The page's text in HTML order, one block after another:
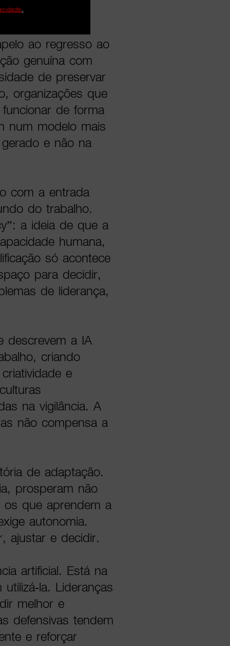
ao regresso ao
genuína com
de preservar
organizações que
de forma
num modelo mais
e não na
com a entrada
do trabalho.
a ideia de que a
humana,
só acontece
para decidir,
de liderança,
descrevem a IA
criando
e
na vigilância. A
não compensa a
de adaptação.
prosperam não
que aprendem a
autonomia.
ajustar e decidir.
artificial. Está na
la. Lideranças
melhor e
defensivas tendem
e reforçar
.